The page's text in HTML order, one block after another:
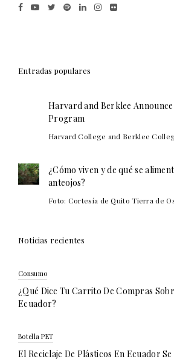
Entradas populares
Harvard and Berklee
Program
Harvard College and Berklee
¿Cómo viven y de qué se
anteojos?
Foto: Cortesía de Quito Tierra de
Noticias recientes
Consumo
¿Qué Dice Tu Carrito De Compras
Ecuador?
Botella PET
El Reciclaje De Plásticos En Ecuador